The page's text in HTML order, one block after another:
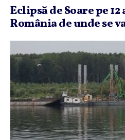
Eclipsă de Soare pe
România de unde se